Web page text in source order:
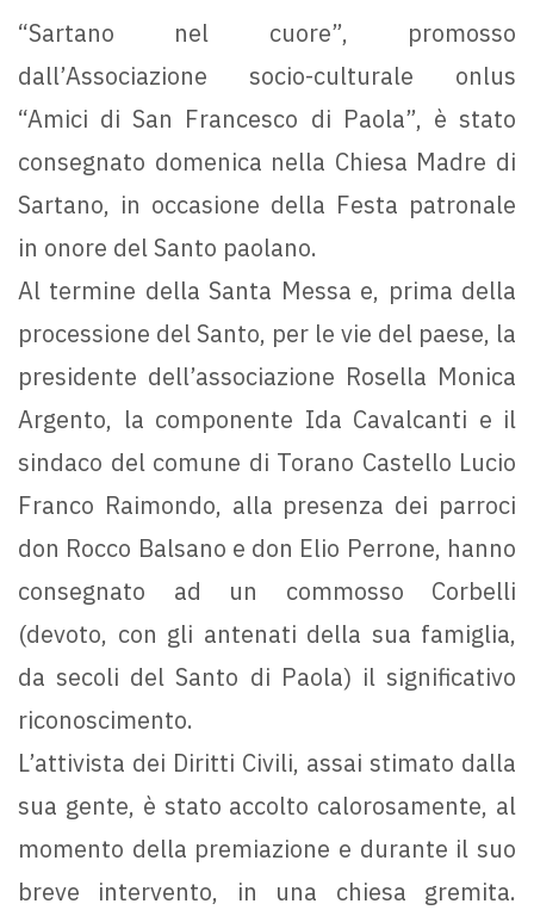
“Sartano nel cuore”, promosso
dall’Associazione socio-culturale onlus
“Amici di San Francesco di Paola”, è stato
consegnato domenica nella Chiesa Madre di
Sartano, in occasione della Festa patronale
in onore del Santo paolano.
Al termine della Santa Messa e, prima della
processione del Santo, per le vie del paese, la
presidente dell’associazione Rosella Monica
Argento, la componente Ida Cavalcanti e il
sindaco del comune di Torano Castello Lucio
Franco Raimondo, alla presenza dei parroci
don Rocco Balsano e don Elio Perrone, hanno
consegnato ad un commosso Corbelli
(devoto, con gli antenati della sua famiglia,
da secoli del Santo di Paola) il significativo
riconoscimento.
L’attivista dei Diritti Civili, assai stimato dalla
sua gente, è stato accolto calorosamente, al
momento della premiazione e durante il suo
breve intervento, in una chiesa gremita.